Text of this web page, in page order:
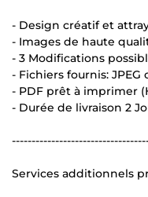
- Design créatif et
- Images de haute
- 3 Modifications
- Fichiers fournis: JPEG
- PDF prêt à imprimer
- Durée de livraison 2
Services additionnels